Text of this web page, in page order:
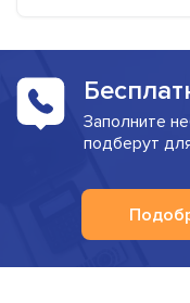
Заполните
подберут